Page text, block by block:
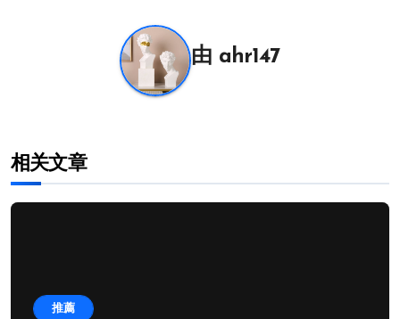
由 ahr147
相关文章
推薦